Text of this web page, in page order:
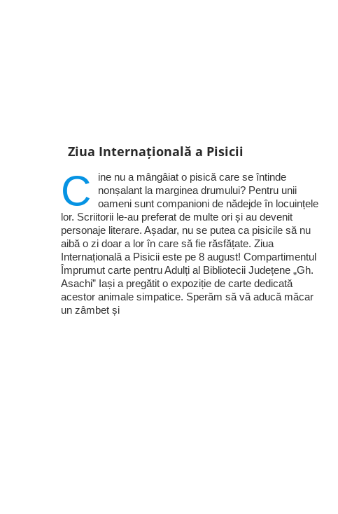
Ziua Internațională a Pisicii
C
ine nu a mângâiat o pisică care se întinde
nonșalant la marginea drumului? Pentru unii
oameni sunt companioni de nădejde în locuințele
lor. Scriitorii le-au preferat de multe ori și au devenit
personaje literare. Așadar, nu se putea ca pisicile să nu
aibă o zi doar a lor în care să fie răsfățate. Ziua
Internațională a Pisicii este pe 8 august! Compartimentul
Împrumut carte pentru Adulți al Bibliotecii Județene „Gh.
Asachi” Iași a pregătit o expoziție de carte dedicată
acestor animale simpatice. Sperăm să vă aducă măcar
un zâmbet și